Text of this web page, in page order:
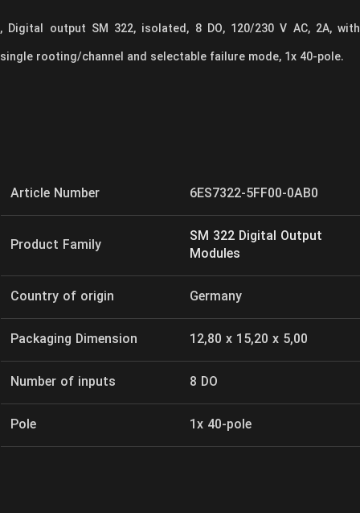
, Digital output SM 322, isolated, 8 DO, 120/230 V AC, 2A,with
single rooting/channel and selectable failure mode, 1x 40-pole.
6ES7322-5FF00-0AB0
Article Number
SM 322 Digital Output
Modules
Product Family
Germany
Country of origin
12,80 x 15,20 x 5,00
Packaging Dimension
8 DO
Number of inputs
1x 40-pole
Pole